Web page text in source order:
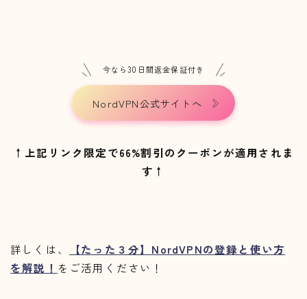
今なら30日間返金保証付き
NordVPN公式サイトへ
↑上記リンク限定で66%割引のクーポンが適用されま
す↑
詳しくは、
【たった３分】NordVPNの登録と使い方
を解説！ をご活用ください！